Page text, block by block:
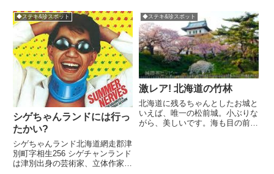
じました。なにかがおかしい無理
やり感。バスと電器メーターみな
さん、おわかりですよね。バス二
台...
ムです店を眺める牧口さんこちら
が書家の創作スペース既成概念に
とらわれない自由な文字たちの一
例。私のパソコンにも「牧口フ
ォ...
◆ステキ&珍スポット
シゲちゃんランドには行っ
たかい?
シゲちゃんランド北海道網走郡津
別町字相生256 シゲチャンランド
は津別出身の芸術家、立体作家で
◆ステキ&珍スポット
激レア! 北海道の竹林
北海道に残るちゃんとしたお城と
いえば、唯一の松前城。小ぶりな
がら、美しいです。海も目の前で